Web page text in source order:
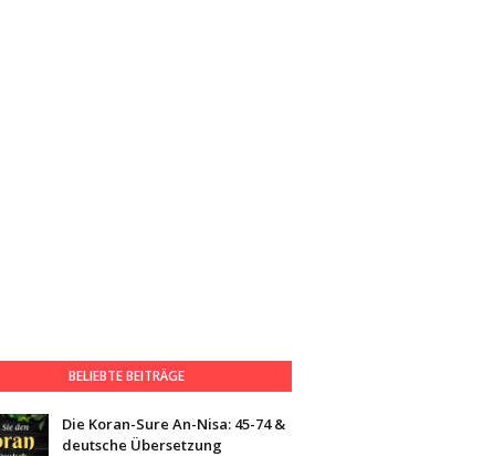
BELIEBTE BEITRÄGE
Die Koran-Sure An-Nisa: 45-74 &
deutsche Übersetzung